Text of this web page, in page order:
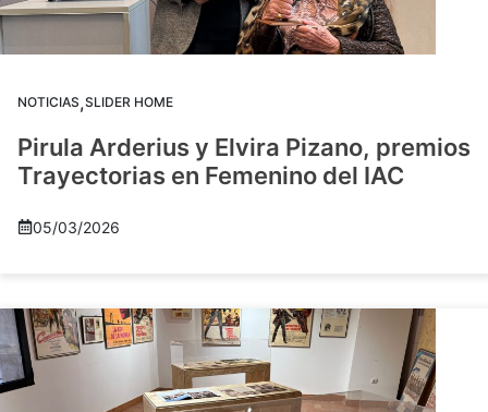
NOTICIAS,SLIDER HOME
Pirula Arderius y Elvira Pizano, premios
Trayectorias en Femenino del IAC
05/03/2026